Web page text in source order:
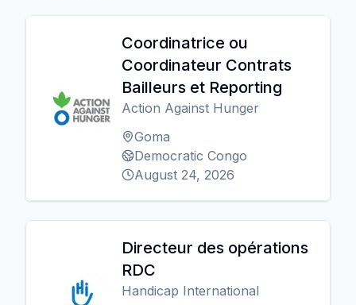
Coordinatrice ou
Coordinateur Contrats
Bailleurs et Reporting
Action Against Hunger
Goma
Democratic Congo
August 24, 2026
Directeur des opérations
RDC
Handicap International